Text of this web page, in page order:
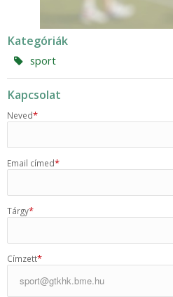
Kategóriák
sport
Kapcsolat
Neved*
Email címed*
Tárgy*
Címzett*